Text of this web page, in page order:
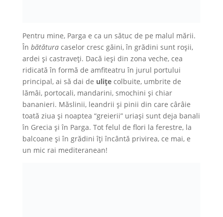
Pentru mine, Parga e ca un sătuc de pe malul mării.
În bătăturacaselor cresc găini, în grădini sunt roșii,
ardei și castraveți. Dacă ieși din zona veche, cea
ridicată în formă de amfiteatru în jurul portului
principal, ai să dai de ulițecolbuite, umbrite de
lămâi, portocali, mandarini, smochini și chiar
bananieri. Măslinii, leandrii și pinii din care cârâie
toată ziua și noaptea “greierii” uriași sunt deja banali
în Grecia și în Parga. Tot felul de flori la ferestre, la
balcoane și în grădini îți încântă privirea, ce mai, e
un mic rai mediteranean!